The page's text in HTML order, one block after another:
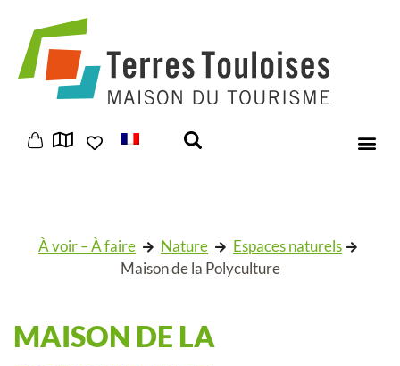
À voir – À faire Nature
Espaces naturels
Maison de la Polyculture
MAISON DE LA